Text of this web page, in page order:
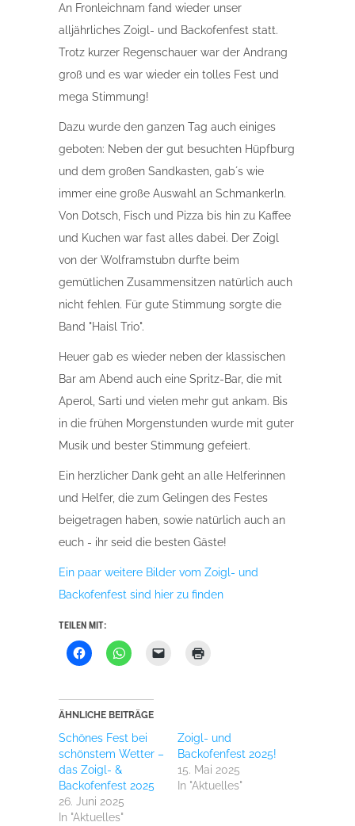
An Fronleichnam fand wieder unser
alljährliches Zoigl- und Backofenfest statt.
Trotz kurzer Regenschauer war der Andrang
groß und es war wieder ein tolles Fest und
mega Stimmung!
Dazu wurde den ganzen Tag auch einiges
geboten: Neben der gut besuchten Hüpfburg
und dem großen Sandkasten, gab´s wie
immer eine große Auswahl an Schmankerln.
Von Dotsch, Fisch und Pizza bis hin zu Kaffee
und Kuchen war fast alles dabei. Der Zoigl
von der Wolframstubn durfte beim
gemütlichen Zusammensitzen natürlich auch
nicht fehlen. Für gute Stimmung sorgte die
Band "Haisl Trio".
Heuer gab es wieder neben der klassischen
Bar am Abend auch eine Spritz-Bar, die mit
Aperol, Sarti und vielen mehr gut ankam. Bis
in die frühen Morgenstunden wurde mit guter
Musik und bester Stimmung gefeiert.
Ein herzlicher Dank geht an alle Helferinnen
und Helfer, die zum Gelingen des Festes
beigetragen haben, sowie natürlich auch an
euch - ihr seid die besten Gäste!
Ein paar weitere Bilder vom Zoigl- und
Backofenfest sind hier zu finden
TEILEN MIT:
Klick,
um
teilen
(Wird
in
neuem
Fenster
geöffnet)
Klicken,
um
teilen
(Wird
in
neuem
Fenster
geöffnet)
Klicken,
Mail
senden
(Wird
neuem
ÄHNLICHE BEITRÄGE
Schönes Fest bei
schönstem Wetter –
das Zoigl- &
Backofenfest 2025
26. Juni 2025
In "Aktuelles"
Zoigl- und
Backofenfest 2025!
15. Mai 2025
In "Aktuelles"